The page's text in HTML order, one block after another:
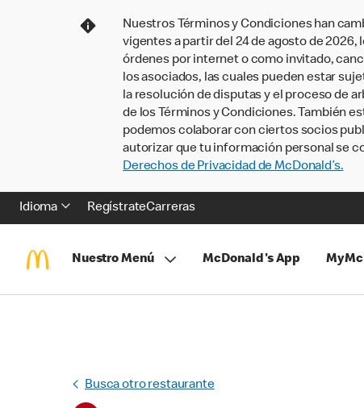
Nuestros Términos y Condiciones han
vigentes a partir del 24 de agosto de
órdenes por internet o como invitado,
los asociados, las cuales pueden estar
la resolución de disputas y el proceso de
de los Términos y Condiciones. También
podemos colaborar con ciertos socios
autorizar que tu información personal se
Derechos de Privacidad de McDonald’s.
Idioma RegístrateCarreras
Nuestro Menú McDonald's App
Busca otro restaurante